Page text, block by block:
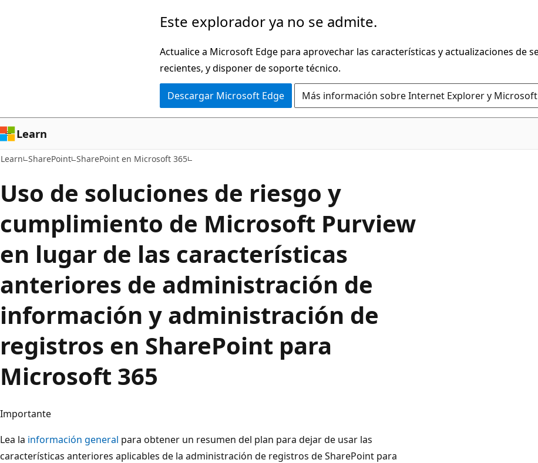
Este explorador ya no se admite.
Actualice a Microsoft Edge para aprovechar las características y actualizaciones de
recientes, y disponer de soporte técnico.
Descargar Microsoft Edge Más información sobre Internet Explorer y
Learn
Learn SharePoint SharePoint en Microsoft 365
Uso de soluciones de riesgo y
cumplimiento de Microsoft Purview
en lugar de las características
anteriores de administración de
información y administración de
registros en SharePoint para
Microsoft 365
Importante
Lea la información general para obtener un resumen del plan para dejar de usar las
características anteriores aplicables de la administración de registros de SharePoint para